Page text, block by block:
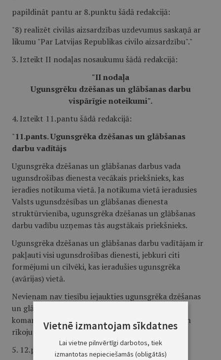
papildināt pantu ar 8.punktu šādā redakcijā:
"8) realizēt civilās aizsardzības uzdevumus saskaņā ar
likumu "Par Latvijas Republikas civilo aizsardzību"."
3. Izteikt II nodaļas nosaukumu šādā redakcijā:
"II nodaļa
Ugunsgrēku dzēšanas un glābšanas darbu
vispārīgie noteikumi".
4. Izteikt 11.pantu šādā redakcijā:
"11.pants. Ugunsgrēka dzēšanas un glābšanas
darbu vadītājs
Ugunsgrēka dzēšanas un glābšanas darbus vada
ugunsdrošības dienesta vecākais priekšnieks, kas
ieradies notikuma vietā. Ja notikuma vietā ieradusies
Valsts ugunsdzēsības un glābšanas dienesta
struktūrvienība, ugunsgrēka dzēšanas un glābšanas
darbu vadību uzņemas tās augstākais priekšnieks.
Ugunsgrēka dzēšanas un glābšanas darbu vadītājam ir
pakļauti visi ugunsdrošības dienesti, jebkuri citi
formējumi un cilvēki, kas ieradušies ugunsgrēka
(avārijas) vietā.
Nevienam nav tiesību iejaukties ugunsgrēka dzēšanas
un glābšanas darbu vadītāja darbībā, atcelt viņa
komandas un rīkojumus vai dot citas komandas un
rīkojumus ugunsgrēka dzēšanai."
5. 12.pantā:
Vietnē izmantojam sīkdatnes
Lai vietne pilnvērtīgi darbotos, tiek
izmantotas nepieciešamās (obligātās)